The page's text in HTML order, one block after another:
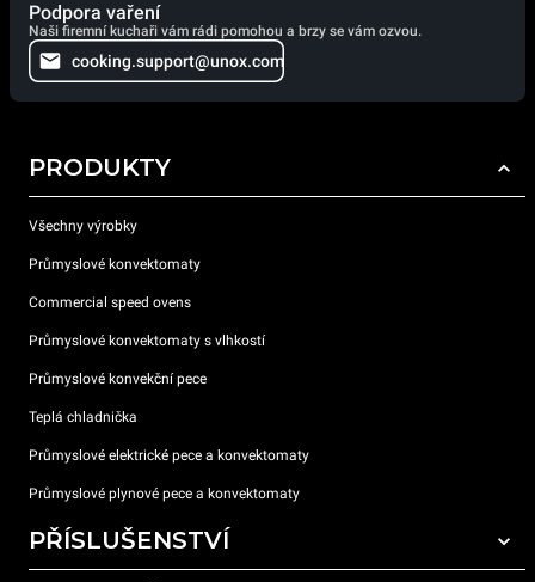
Podpora vaření
Naši firemní kuchaři vám rádi pomohou a brzy se vám ozvou.
cooking.support@unox.com
PRODUKTY
Všechny výrobky
Průmyslové konvektomaty
Commercial speed ovens
Průmyslové konvektomaty s vlhkostí
Průmyslové konvekční pece
Teplá chladnička
Průmyslové elektrické pece a konvektomaty
Průmyslové plynové pece a konvektomaty
PŘÍSLUŠENSTVÍ